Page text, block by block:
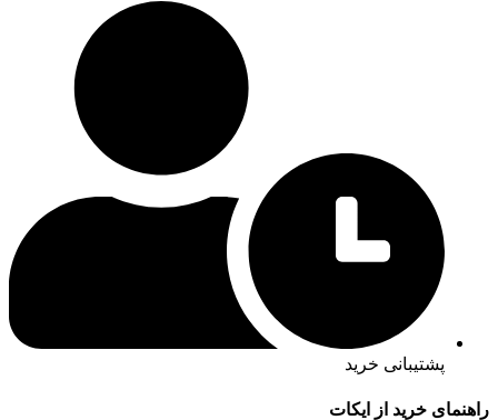
پشتیبانی خرید
راهنمای خرید از ایکات